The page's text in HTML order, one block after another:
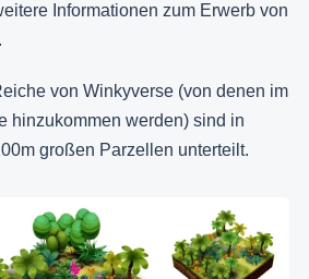
Informationen zum Erwerb von
von Winkyverse (von denen im
hinzukommen werden) sind in
großen Parzellen unterteilt.